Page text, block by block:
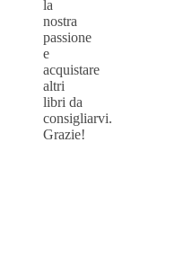
la
nostra
passione
e
acquistare
altri
libri da
consigliarvi.
Grazie!